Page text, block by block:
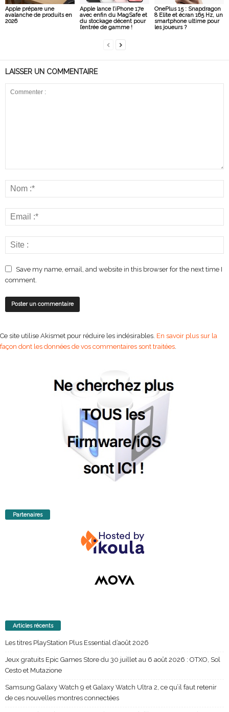
Apple prépare une
avalanche de produits en
2026
Apple lance l’iPhone 17e
avec enfin du MagSafe et
du stockage décent pour
l’entrée de gamme !
OnePlus 15 : Snapdragon
8 Elite et écran 165 Hz, un
smartphone ultime pour
les joueurs ?
LAISSER UN COMMENTAIRE
Save my name, email, and website in this browser for the next time I
comment.
Ce site utilise Akismet pour réduire les indésirables. En savoir plus sur la
façon dont les données de vos commentaires sont traitées
Partenaires
Articles récents
Les titres PlayStation Plus Essential d’août 2026
Jeux gratuits Epic Games Store du 30 juillet au 6 août 2026 : OTXO, Sol
Cesto et Mutazione
Samsung Galaxy Watch 9 et Galaxy Watch Ultra 2, ce qu’il faut retenir
de ces nouvelles montres connectées